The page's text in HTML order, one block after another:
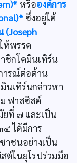
หรือองค์การ
ซึ่งอยู่ใต้
(Joseph
ห้พรรค
ชิกโคมินเทิร์น
ารณ์ต่อต้าน
เทิร์นกล่าวหา
ฟาสซิสต์
ยที่ ๗ และเป็น
ได้มีการ
าชนอย่างเป็น
ต์ในยุโรปร่วมมือ